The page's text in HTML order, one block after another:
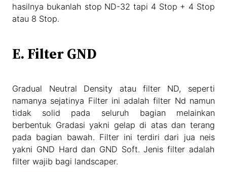
hasilnya bukanlah stop ND-32 tapi 4 Stop + 4 Stop
atau 8 Stop.
E. Filter GND
Gradual Neutral Density atau filter ND, seperti
namanya sejatinya Filter ini adalah filter Nd namun
tidak solid pada seluruh bagian melainkan
berbentuk Gradasi yakni gelap di atas dan terang
pada bagian bawah. Filter ini terdiri dari jua neis
yakni GND Hard dan GND Soft. Jenis filter adalah
filter wajib bagi landscaper.